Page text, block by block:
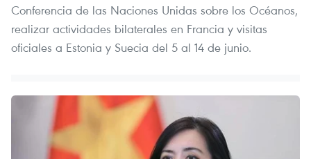
Conferencia de las Naciones Unidas sobre los Océanos,
realizar actividades bilaterales en Francia y visitas
oficiales a Estonia y Suecia del 5 al 14 de junio.